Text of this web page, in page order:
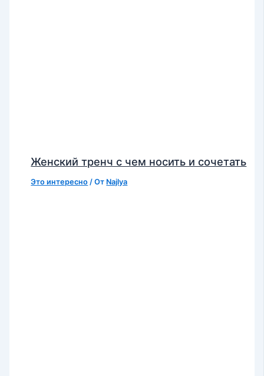
Женский тренч с чем носить и сочетать
Это интересно / От Najlya